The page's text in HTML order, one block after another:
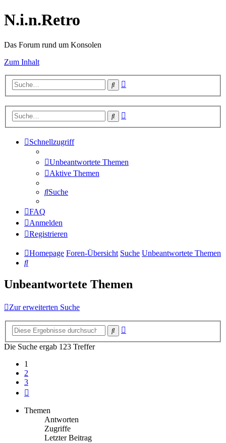
N.i.n.Retro
Das Forum rund um Konsolen
Zum Inhalt
Suche
Suche
Schnellzugriff
Unbeantwortete Themen
Aktive Themen
Suche
FAQ
Anmelden
Registrieren
Homepage Foren-Übersicht Suche Unbeantwortete Themen
Suche
Unbeantwortete Themen
Zur erweiterten Suche
Suche
Die Suche ergab 123 Treffer
1
2
3
Themen
Antworten
Zugriffe
Letzter Beitrag